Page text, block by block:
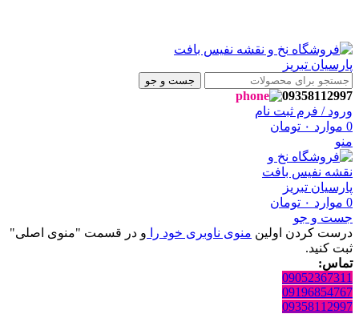
جست و جو
09358112997
ورود / فرم ثبت نام
0 موارد ۰ تومان
منو
0 موارد ۰ تومان
جست و جو
درست کردن اولین منوی ناوبری خود را و در قسمت "منوی اصلی"
ثبت کنید.
تماس:
09052367311
09196854767
09358112997